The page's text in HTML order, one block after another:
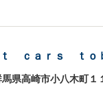
ｔ ｃａｒｓ ｔｏ
馬県高崎市小八木町１